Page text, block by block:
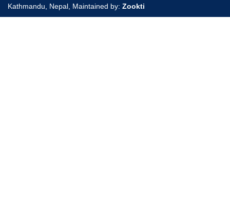
Kathmandu, Nepal, Maintained by: Zookti